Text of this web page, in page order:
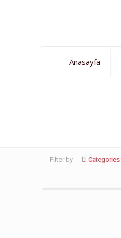
Anasayfa
Filter by Categories